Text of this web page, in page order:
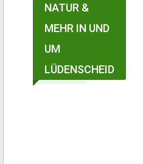
NATUR &
MEHR IN UND
UM
LÜDENSCHEID